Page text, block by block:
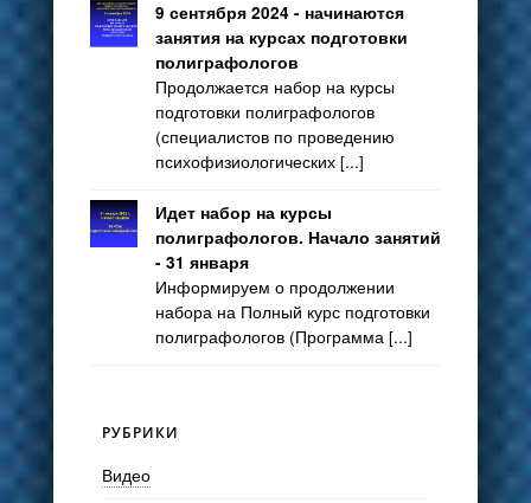
9 сентября 2024 - начинаются
занятия на курсах подготовки
полиграфологов
Продолжается набор на курсы
подготовки полиграфологов
(специалистов по проведению
психофизиологических [...]
Идет набор на курсы
полиграфологов. Начало занятий
- 31 января
Информируем о продолжении
набора на Полный курс подготовки
полиграфологов (Программа [...]
РУБРИКИ
Видео